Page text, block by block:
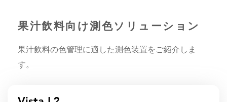
果汁飲料向け測色ソリューション
果汁飲料の色管理に適した測色装置をご紹介しま
す。